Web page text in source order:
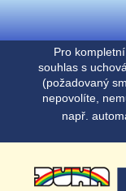
Pro
souhlas s
(požadovaný
nepovolíte,
např.